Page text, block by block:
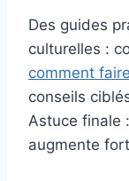
Des guides
culturelles :
comment
conseils
Astuce finale
augmente